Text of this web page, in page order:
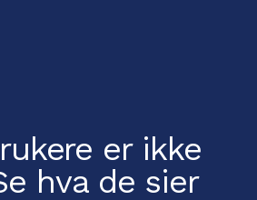
er ikke
hva de sier